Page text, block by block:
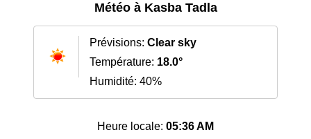
Météo à Kasba Tadla
Prévisions: Clear sky
Température: 18.0°
Humidité: 40%
Heure locale: 05:36 AM